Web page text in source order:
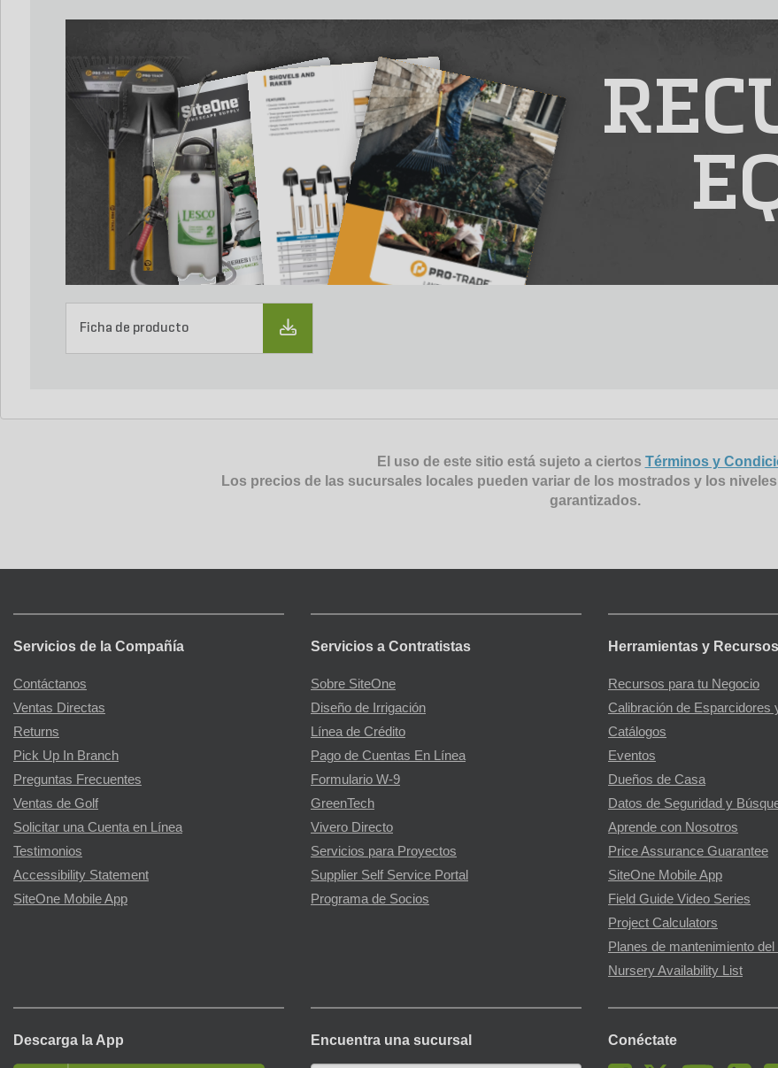
Ficha de producto
El uso de este sitio está sujeto a ciertos Términos y
Los precios de las sucursales locales pueden variar de los mostrados y los
garantizados.
Servicios de la Compañía
Contáctanos
Ventas Directas
Returns
Pick Up In Branch
Preguntas Frecuentes
Ventas de Golf
Solicitar una Cuenta en Línea
Testimonios
Accessibility Statement
SiteOne Mobile App
Servicios a Contratistas
Sobre SiteOne
Diseño de Irrigación
Línea de Crédito
Pago de Cuentas En Línea
Formulario W-9
GreenTech
Vivero Directo
Servicios para Proyectos
Supplier Self Service Portal
Programa de Socios
Herramientas y Recursos
Recursos para tu Negocio
Calibración de Esparcidores
Catálogos
Eventos
Dueños de Casa
Datos de Seguridad y
Aprende con Nosotros
Price Assurance Guarantee
SiteOne Mobile App
Field Guide Video Series
Project Calculators
Planes de mantenimiento del
Nursery Availability List
Descarga la App Encuentra una sucursal Conéctate